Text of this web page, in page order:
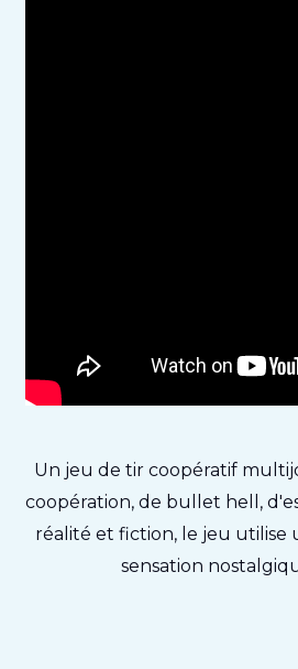
Un jeu de tir coopératif
coopération, de bullet hell,
réalité et fiction, le jeu utilise
sensation